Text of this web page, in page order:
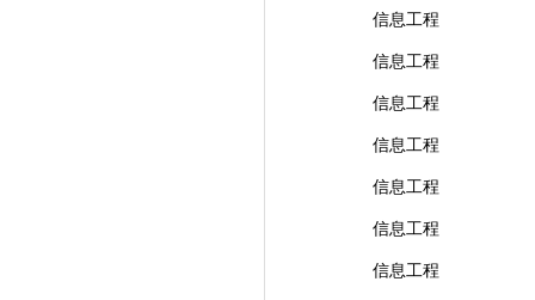
信息工程
信息工程
信息工程
信息工程
信息工程
信息工程
信息工程